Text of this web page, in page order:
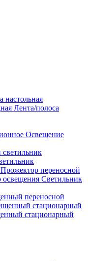
настольная
Лента/полоса
Освещение
Прожектор переносной
Светильник
переносной
стационарный